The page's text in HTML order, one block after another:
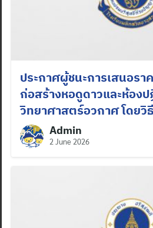
ประกาศผู้ชนะการเสนอรา
ก่อสร้างหอดูดาวและห้อง
วิทยาศาสตร์อวกาศ โดยวิธี
Admin
2 June 2026